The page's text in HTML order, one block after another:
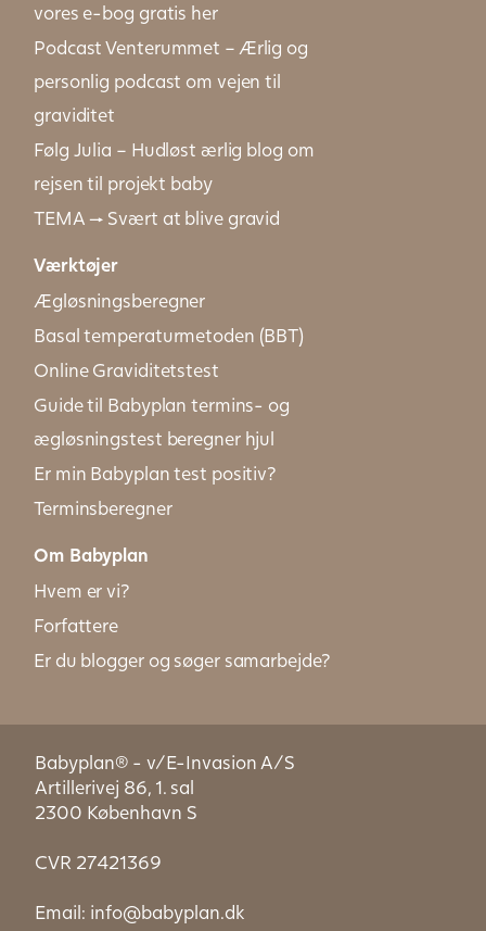
vores e-bog gratis her
Podcast Venterummet – Ærlig og
personlig podcast om vejen til
graviditet
Følg Julia – Hudløst ærlig blog om
rejsen til projekt baby
TEMA → Svært at blive gravid
Værktøjer
Ægløsningsberegner
Basal temperaturmetoden (BBT)
Online Graviditetstest
Guide til Babyplan termins- og
ægløsningstest beregner hjul
Er min Babyplan test positiv?
Terminsberegner
Om Babyplan
Hvem er vi?
Forfattere
Er du blogger og søger samarbejde?
Babyplan® - v/E-Invasion A/S
Artillerivej 86, 1. sal
2300 København S
CVR 27421369
Email: info@babyplan.dk